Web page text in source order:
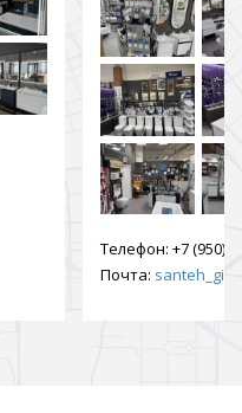
Телефон: +7 (950)
Почта: